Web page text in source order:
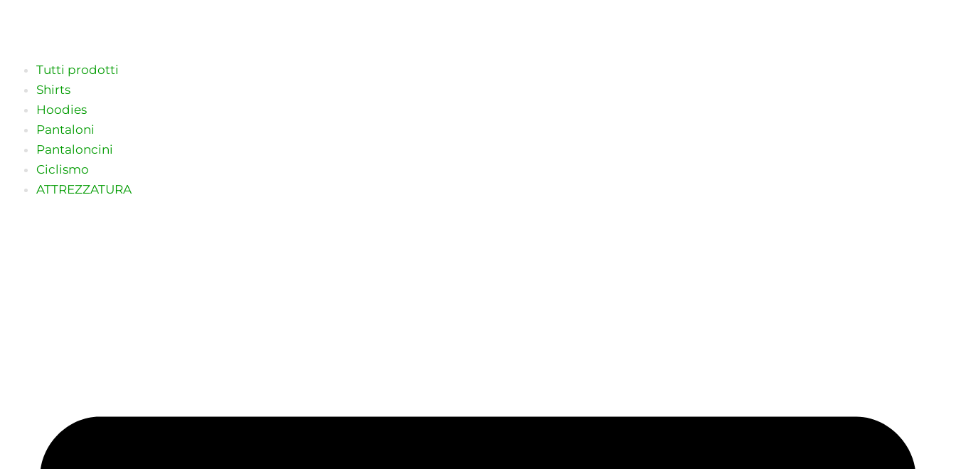
Tutti prodotti
Shirts
Hoodies
Pantaloni
Pantaloncini
Ciclismo
ATTREZZATURA